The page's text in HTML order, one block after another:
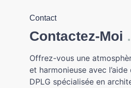
Contact
Contactez-Moi .
Offrez-vous une
et harmonieuse avec l’aide
DPLG spécialisée en